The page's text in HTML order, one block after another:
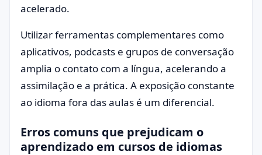
acelerado.
Utilizar ferramentas complementares como
aplicativos, podcasts e grupos de conversação
amplia o contato com a língua, acelerando a
assimilação e a prática. A exposição constante
ao idioma fora das aulas é um diferencial.
Erros comuns que prejudicam o
aprendizado em cursos de idiomas